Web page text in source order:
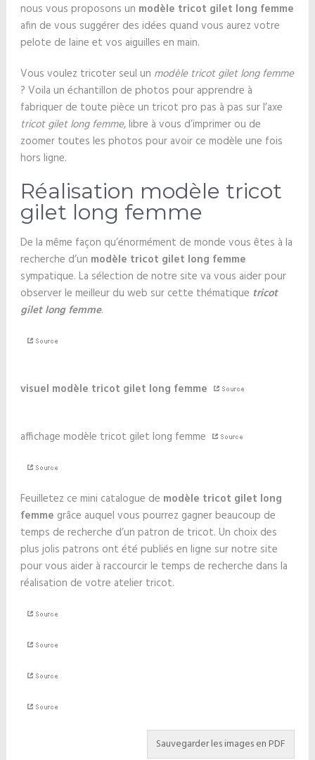
nous vous proposons un modèle tricot gilet long femme
afin de vous suggérer des idées quand vous aurez votre
pelote de laine et vos aiguilles en main.
Vous voulez tricoter seul un modèle tricot gilet long femme
? Voila un échantillon de photos pour apprendre à
fabriquer de toute pièce un tricot pro pas à pas sur l’axe
tricot gilet long femme, libre à vous d’imprimer ou de
zoomer toutes les photos pour avoir ce modèle une fois
hors ligne.
Réalisation modèle tricot
gilet long femme
De la même façon qu’énormément de monde vous êtes à la
recherche d’un modèle tricot gilet long femme
sympatique. La sélection de notre site va vous aider pour
observer le meilleur du web sur cette thématique tricot
gilet long femme.
visuel modèle tricot gilet long femme
affichage modèle tricot gilet long femme
Feuilletez ce mini catalogue de modèle tricot gilet long
femme grâce auquel vous pourrez gagner beaucoup de
temps de recherche d’un patron de tricot. Un choix des
plus jolis patrons ont été publiés en ligne sur notre site
pour vous aider à raccourcir le temps de recherche dans la
réalisation de votre atelier tricot.